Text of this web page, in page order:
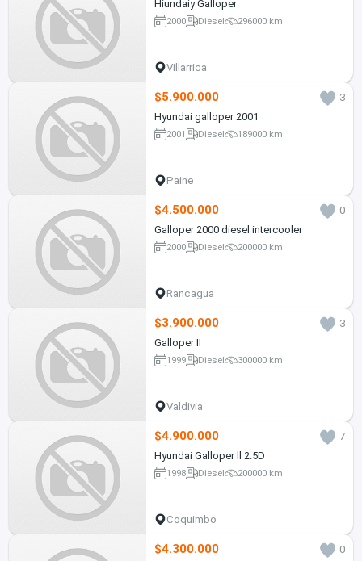
Hiundaiy Galloper
2000 Diesel 296000 km
Villarrica
$5.900.000
3
Hyundai galloper 2001
2001 Diesel 189000 km
Paine
$4.500.000
0
Galloper 2000 diesel intercooler
2000 Diesel 200000 km
Rancagua
$3.900.000
3
Galloper II
1999 Diesel 300000 km
Valdivia
$4.900.000
7
Hyundai Galloper ll 2.5D
1998 Diesel 200000 km
Coquimbo
$4.300.000
0